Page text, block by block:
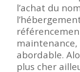
l’achat du
abordable.
plus cher